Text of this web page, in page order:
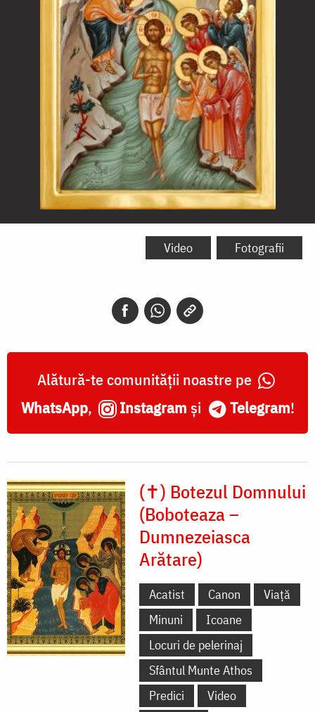
Botezul
Video Fotografii
Alătură-te comunității noastre pe
WhatsApp, Instagram și Telegram!
(✝) Botezul Domnului
(Boboteaza –
Dumnezeiasca
Arătare)
Acatist Canon
Viață
Minuni
Icoane
Locuri de pelerinaj
Sfântul Munte Athos
Predici
Video